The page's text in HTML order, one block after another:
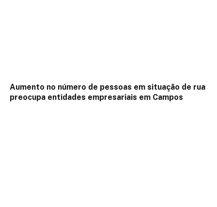
Aumento no número de pessoas em situação de rua
preocupa entidades empresariais em Campos